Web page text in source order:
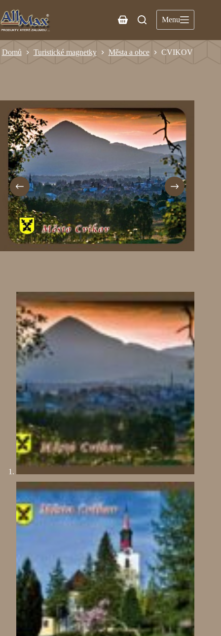
Menu
Domů Turistické magnetky Města a obce CVIKOV